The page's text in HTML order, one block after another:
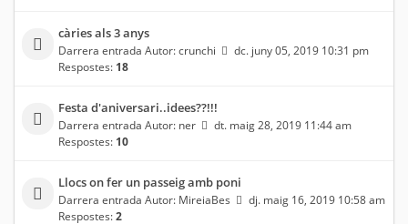
càries als 3 anys
Darrera entrada Autor:crunchi
dc. juny 05, 2019 10:31 pm
Respostes: 18
Festa d'aniversari..idees??!!!
Darrera entrada Autor: ner
dt. maig 28, 2019 11:44 am
Respostes: 10
Llocs on fer un passeig amb poni
Darrera entrada Autor: MireiaBes
dj. maig 16, 2019 10:58 am
Respostes:2